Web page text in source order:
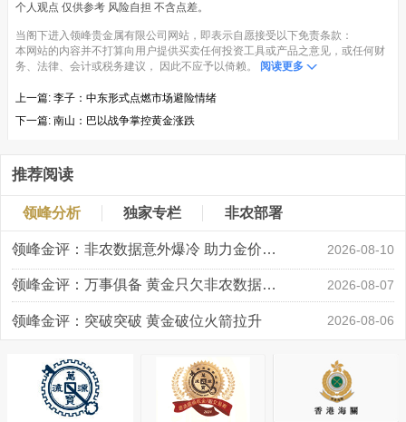
个人观点 仅供参考 风险自担 不含点差。
当阁下进入领峰贵金属有限公司网站，即表示自愿接受以下免责条款：
本网站的内容并不打算向用户提供买卖任何投资工具或产品之意见，或任何财
务、法律、会计或税务建议， 因此不应予以倚赖。
阅读更多
上一篇: 李子：中东形式点燃市场避险情绪
下一篇: 南山：巴以战争掌控黄金涨跌
推荐阅读
领峰分析 独家专栏 非农部署
领峰金评：非农数据意外爆冷 助力金价大涨创新高 2026-08-10
领峰金评：万事俱备 黄金只欠非农数据“东风” 2026-08-07
领峰金评：突破突破 黄金破位火箭拉升 2026-08-06